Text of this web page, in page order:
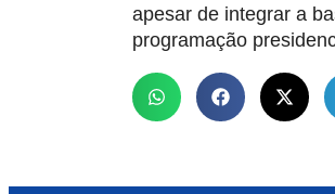
apesar de integrar a
programação